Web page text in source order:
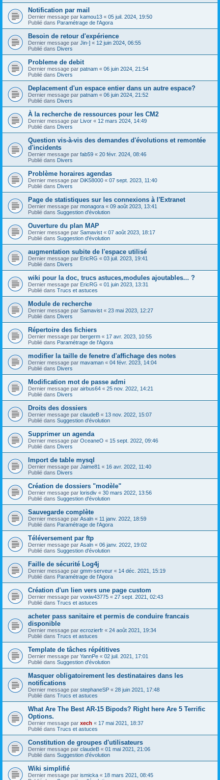
Notification par mail
Dernier message par kamou13 « 05 juil. 2024, 19:50
Publié dans Paramétrage de l'Agora
Besoin de retour d'expérience
Dernier message par Jin-] « 12 juin 2024, 06:55
Publié dans Divers
Probleme de debit
Dernier message par patnam « 06 juin 2024, 21:54
Publié dans Divers
Deplacement d'un espace entier dans un autre espace?
Dernier message par patnam « 06 juin 2024, 21:52
Publié dans Divers
À la recherche de ressources pour les CM2
Dernier message par Livor « 12 mars 2024, 14:49
Publié dans Divers
Question vis-à-vis des demandes d'évolutions et remontée
d'incidents
Dernier message par fab59 « 20 févr. 2024, 08:46
Publié dans Divers
Problème horaires agendas
Dernier message par DiK58000 « 07 sept. 2023, 11:40
Publié dans Divers
Page de statistiques sur les connexions à l'Extranet
Dernier message par monagora « 09 août 2023, 13:41
Publié dans Suggestion d'évolution
Ouverture du plan MAP
Dernier message par Samavist « 07 août 2023, 18:17
Publié dans Suggestion d'évolution
augmentation subite de l'espace utilisé
Dernier message par EricRG « 03 juil. 2023, 19:41
Publié dans Divers
wiki pour la doc, trucs astuces,modules ajoutables... ?
Dernier message par EricRG « 01 juin 2023, 13:31
Publié dans Trucs et astuces
Module de recherche
Dernier message par Samavist « 23 mai 2023, 12:27
Publié dans Divers
Répertoire des fichiers
Dernier message par bergerm « 17 avr. 2023, 10:55
Publié dans Paramétrage de l'Agora
modifier la taille de fenetre d'affichage des notes
Dernier message par mavaman « 04 févr. 2023, 14:04
Publié dans Divers
Modification mot de passe admi
Dernier message par airbus64 « 25 nov. 2022, 14:21
Publié dans Divers
Droits des dossiers
Dernier message par claudeB « 13 nov. 2022, 15:07
Publié dans Suggestion d'évolution
Supprimer un agenda
Dernier message par OceaneO « 15 sept. 2022, 09:46
Publié dans Divers
Import de table mysql
Dernier message par Jaime81 « 16 avr. 2022, 11:40
Publié dans Divers
Création de dossiers "modèle"
Dernier message par lorisdiv « 30 mars 2022, 13:56
Publié dans Suggestion d'évolution
Sauvegarde complète
Dernier message par Asaln « 11 janv. 2022, 18:59
Publié dans Paramétrage de l'Agora
Téléversement par ftp
Dernier message par Asaln « 06 janv. 2022, 19:02
Publié dans Suggestion d'évolution
Faille de sécurité Log4j
Dernier message par gmm-serveur « 14 déc. 2021, 15:19
Publié dans Paramétrage de l'Agora
Création d'un lien vers une page custom
Dernier message par voxiw43775 « 27 sept. 2021, 02:43
Publié dans Trucs et astuces
acheter pass sanitaire et permis de conduire francais
disponible
Dernier message par ecrozierfr « 24 août 2021, 19:34
Publié dans Trucs et astuces
Template de tâches répétitives
Dernier message par YannPe « 02 juil. 2021, 17:01
Publié dans Suggestion d'évolution
Masquer obligatoirement les destinataires dans les
notifications
Dernier message par stephaneSP « 28 juin 2021, 17:48
Publié dans Trucs et astuces
What Are The Best AR-15 Bipods? Right here Are 5 Terrific
Options.
Dernier message par xech « 17 mai 2021, 18:37
Publié dans Trucs et astuces
Constitution de groupes d'utilisateurs
Dernier message par claudeB « 01 mai 2021, 21:06
Publié dans Suggestion d'évolution
Wiki simplifié
Dernier message par ismicka « 18 mars 2021, 08:45